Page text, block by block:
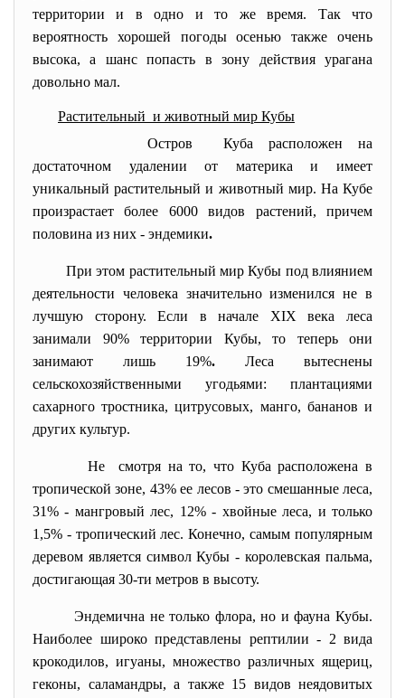
территории и в одно и то же время. Так что
вероятность хорошей погоды осенью также очень
высока, а шанс попасть в зону действия урагана
довольно мал.
Растительный и животный мир Кубы
Остров Куба расположен на
достаточном удалении от материка и имеет
уникальный растительный и животный мир. На Кубе
произрастает более 6000 видов растений, причем
половина из них - эндемики.
При этом растительный мир Кубы под влиянием
деятельности человека значительно изменился не в
лучшую сторону. Если в начале XIX века леса
занимали 90% территории Кубы, то теперь они
занимают лишь 19%. Леса вытеснены
сельскохозяйственными угодьями: плантациями
сахарного тростника, цитрусовых, манго, бананов и
других культур.
Не смотря на то, что Куба расположена в
тропической зоне, 43% ее лесов - это смешанные леса,
31% - мангровый лес, 12% - хвойные леса, и только
1,5% - тропический лес. Конечно, самым популярным
деревом является символ Кубы - королевская пальма,
достигающая 30-ти метров в высоту.
Эндемична не только флора, но и фауна Кубы.
Наиболее широко представлены рептилии - 2 вида
крокодилов, игуаны, множество различных ящериц,
геконы, саламандры, а также 15 видов неядовитых